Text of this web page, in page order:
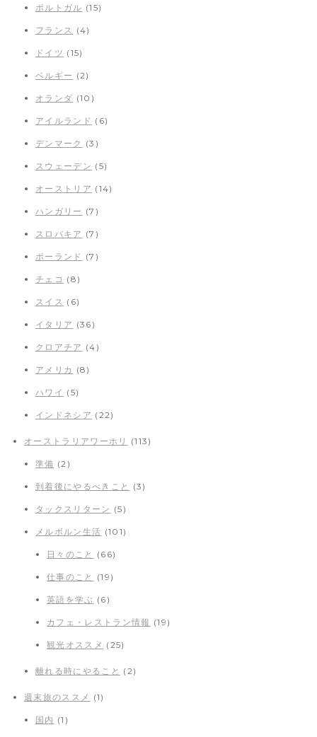
ポルトガル (15)
フランス (4)
ドイツ (15)
ベルギー (2)
オランダ (10)
アイルランド (6)
デンマーク (3)
スウェーデン (5)
オーストリア (14)
ハンガリー (7)
スロバキア (7)
ポーランド (7)
チェコ (8)
スイス (6)
イタリア (36)
クロアチア (4)
アメリカ (8)
ハワイ (5)
インドネシア (22)
オーストラリアワーホリ (113)
準備 (2)
到着後にやるべきこと (3)
タックスリターン (5)
メルボルン生活 (101)
日々のこと (66)
仕事のこと (19)
英語を学ぶ (6)
カフェ・レストラン情報 (19)
観光オススメ (25)
離れる時にやること (2)
週末旅のススメ (1)
国内 (1)